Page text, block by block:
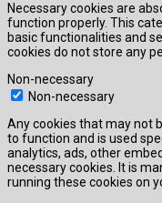
Necessary cookies are
function properly. This
basic functionalities and
cookies do not store any
Non-necessary
Non-necessary
Any cookies that may not
to function and is used
analytics, ads, other
necessary cookies. It is
running these cookies on